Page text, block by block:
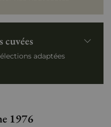
adaptées
1976